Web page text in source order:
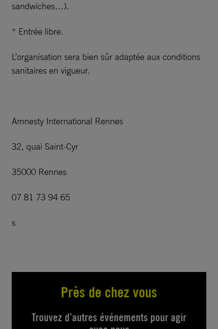
sandwiches…).
* Entrée libre.
L’organisation sera bien sûr adaptée aux conditions
sanitaires en vigueur.
Amnesty International Rennes
32, quai Saint-Cyr
35000 Rennes
07 81 73 94 65
s
Près de chez vous
Trouvez d’autres événements pour agir